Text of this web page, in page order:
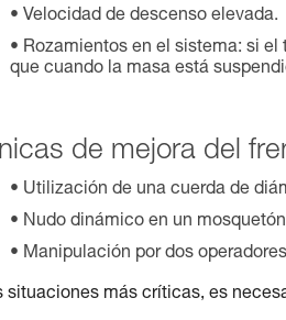
Velocidad de descenso elevada.
Rozamientos en el sistema: si
que cuando la masa está
de mejora del
Utilización de una cuerda de
Nudo dinámico en un
Manipulación por dos
situaciones más críticas, es